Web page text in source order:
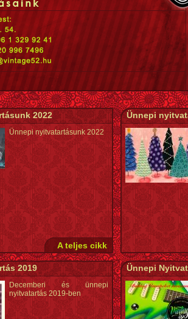
2022
Ünnepi nyitvatartásunk 2022
A teljes cikk
Ünnepi
2019
Decemberi és ünnepi
nyitvatartás 2019-ben
Ünnepi